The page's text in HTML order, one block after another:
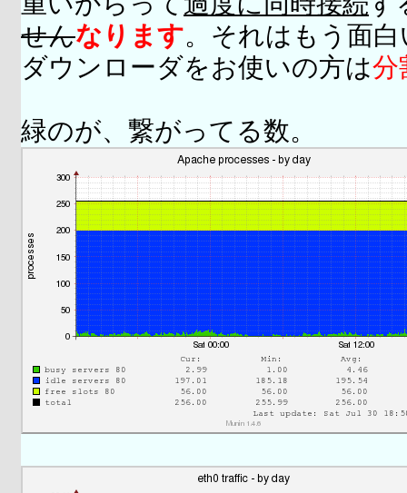
せんなります。それはもう面
ダウンローダをお使いの方は分
緑のが、繋がってる数。